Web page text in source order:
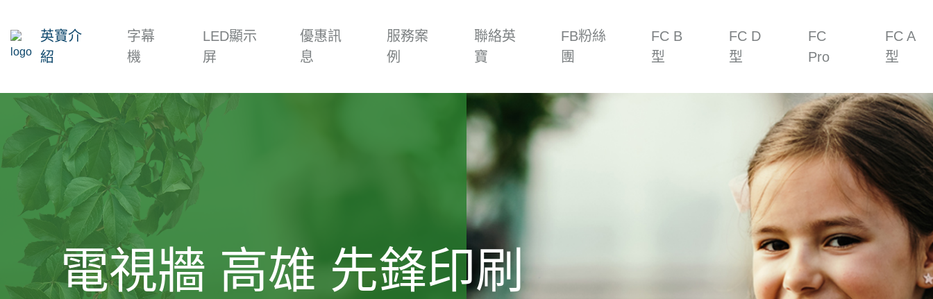
英寶介
紹
字幕
機
LED顯示
屏
優惠訊
息
服務案
例
聯絡英
寶
FB粉絲
團
FC B
型
FC D
型
FC
Pro
FC A
型
電視牆 高雄 先鋒印刷